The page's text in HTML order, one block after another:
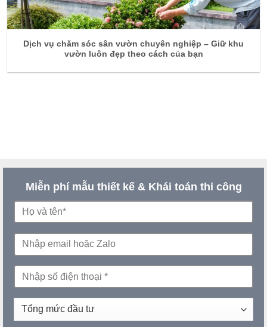
Dịch vụ chăm sóc sân vườn chuyên nghiệp – Giữ khu
vườn luôn đẹp theo cách của bạn
Miễn phí mẫu thiết kế & Khái toán thi công